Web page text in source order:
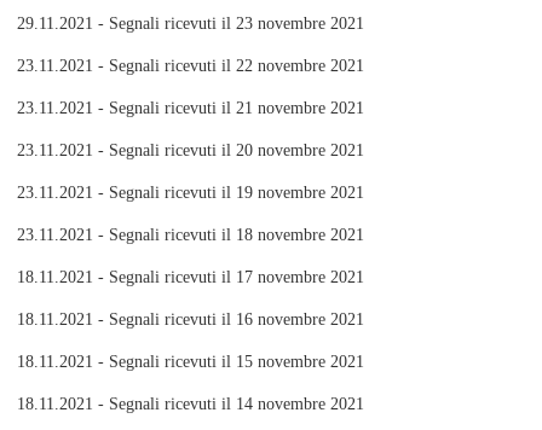
29.11.2021 - Segnali ricevuti il 23 novembre 2021
23.11.2021 - Segnali ricevuti il 22 novembre 2021
23.11.2021 - Segnali ricevuti il 21 novembre 2021
23.11.2021 - Segnali ricevuti il 20 novembre 2021
23.11.2021 - Segnali ricevuti il 19 novembre 2021
23.11.2021 - Segnali ricevuti il 18 novembre 2021
18.11.2021 - Segnali ricevuti il 17 novembre 2021
18.11.2021 - Segnali ricevuti il 16 novembre 2021
18.11.2021 - Segnali ricevuti il 15 novembre 2021
18.11.2021 - Segnali ricevuti il 14 novembre 2021